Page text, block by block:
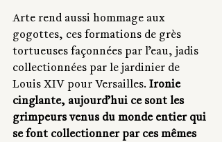
Arte rend aussi hommage aux
gogottes, ces formations de grès
tortueuses façonnées par l’eau, jadis
collectionnées par le jardinier de
Louis XIV pour Versailles. Ironie
cinglante, aujourd’hui ce sont les
grimpeurs venus du monde entier qui
se font collectionner par ces mêmes